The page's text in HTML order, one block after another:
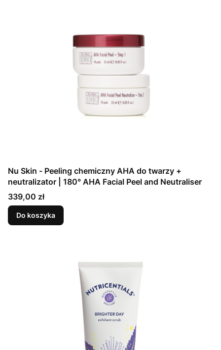
Nu Skin - Peeling chemiczny AHA do twarzy +
neutralizator | 180° AHA Facial Peel and Neutraliser
Cena
339,00 zł
Do koszyka